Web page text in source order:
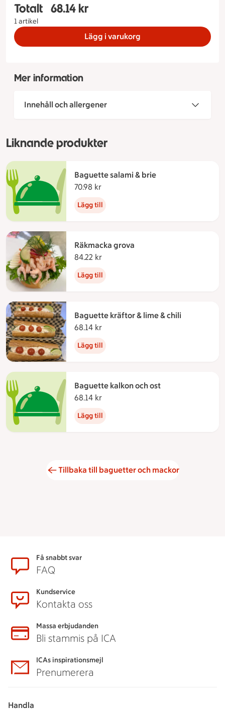
Totalt
1 artikel
Totalt 1 stycken Baguette Kalkonröra, 68.14
68.14 kr
Lägg i varukorg
Mer information
Innehåll och allergener
Liknande produkter
Baguette salami & brie
70.98 kr
Lägg till
Räkmacka grova
84.22 kr
Lägg till
Baguette kräftor & lime & chili
68.14 kr
Lägg till
Baguette kalkon och ost
68.14 kr
Lägg till
Tillbaka till baguetter och mackor
SidfotFå snabbt svar
FAQ
Kundservice
Kontakta oss
Massa erbjudanden
Bli stammis på ICA
ICAs inspirationsmejl
Prenumerera
Handla